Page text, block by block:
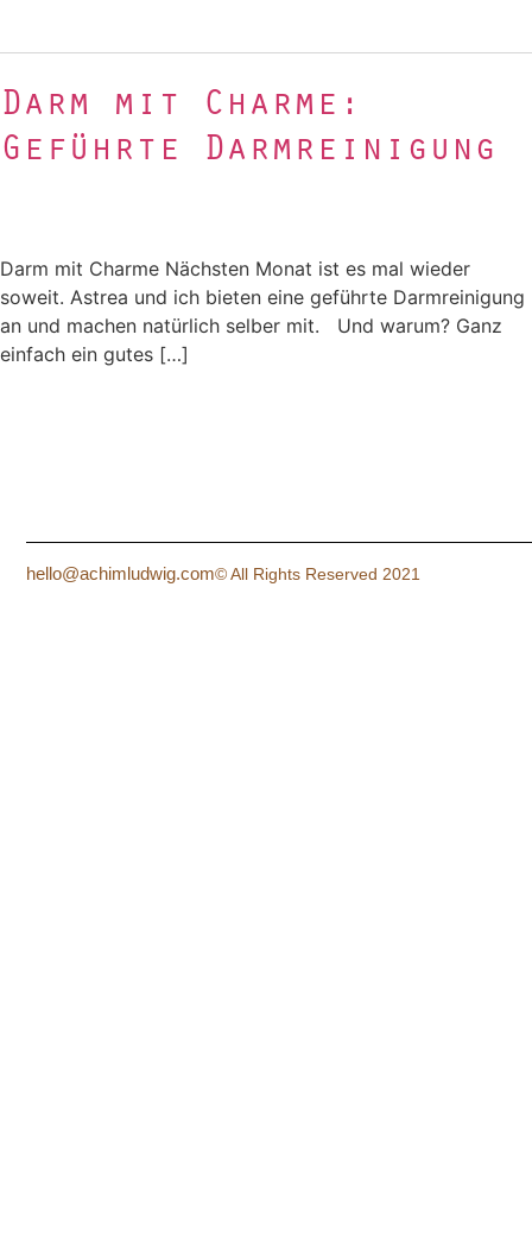
Darm mit Charme:
Geführte Darmreinigung
Darm mit Charme Nächsten Monat ist es mal wieder
soweit. Astrea und ich bieten eine geführte Darmreinigung
an und machen natürlich selber mit. Und warum? Ganz
einfach ein gutes […]
hello@achimludwig.com© All Rights Reserved 2021